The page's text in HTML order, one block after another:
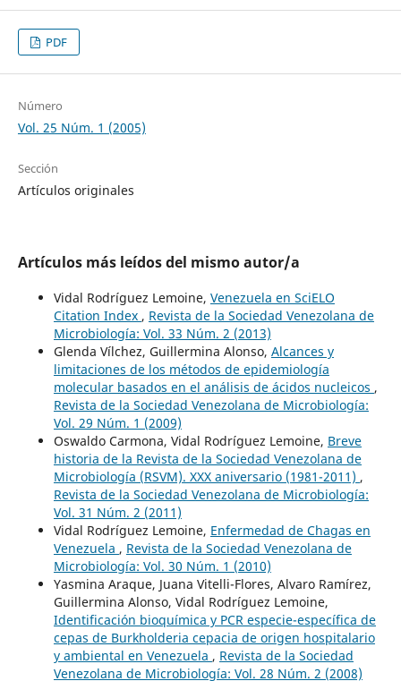
PDF
Número
Vol. 25 Núm. 1 (2005)
Sección
Artículos originales
Artículos más leídos del mismo autor/a
Vidal Rodríguez Lemoine, Venezuela en SciELO
Citation Index , Revista de la Sociedad Venezolana de
Microbiología: Vol. 33 Núm. 2 (2013)
Glenda Vílchez, Guillermina Alonso, Alcances y
limitaciones de los métodos de epidemiología
molecular basados en el análisis de ácidos nucleicos ,
Revista de la Sociedad Venezolana de Microbiología:
Vol. 29 Núm. 1 (2009)
Oswaldo Carmona, Vidal Rodríguez Lemoine, Breve
historia de la Revista de la Sociedad Venezolana de
Microbiología (RSVM). XXX aniversario (1981-2011) ,
Revista de la Sociedad Venezolana de Microbiología:
Vol. 31 Núm. 2 (2011)
Vidal Rodríguez Lemoine, Enfermedad de Chagas en
Venezuela , Revista de la Sociedad Venezolana de
Microbiología: Vol. 30 Núm. 1 (2010)
Yasmina Araque, Juana Vitelli-Flores, Alvaro Ramírez,
Guillermina Alonso, Vidal Rodríguez Lemoine,
Identificación bioquímica y PCR especie-específica de
cepas de Burkholderia cepacia de origen hospitalario
y ambiental en Venezuela , Revista de la Sociedad
Venezolana de Microbiología: Vol. 28 Núm. 2 (2008)